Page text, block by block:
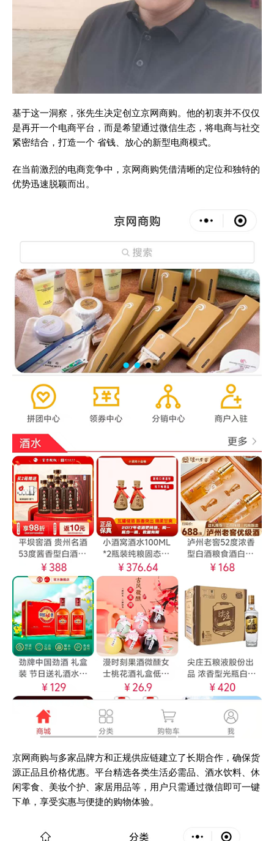
基于这一洞察，张先生决定创立京网商购。他的初衷并不仅仅
是再开一个电商平台，而是希望通过微信生态，将电商与社交
紧密结合，打造一个 省钱、放心的新型电商模式。
在当前激烈的电商竞争中，京网商购凭借清晰的定位和独特的
优势迅速脱颖而出。
京网商购与多家品牌方和正规供应链建立了长期合作，确保货
源正品且价格优惠。平台精选各类生活必需品、酒水饮料、休
闲零食、美妆个护、家居用品等，用户只需通过微信即可一键
下单，享受实惠与便捷的购物体验。